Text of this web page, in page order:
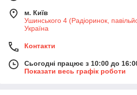
м. Київ
Ушинського 4 (Радіоринок,
Україна
Контакти
Сьогодні працює з 10:00 до
Показати весь графік роботи